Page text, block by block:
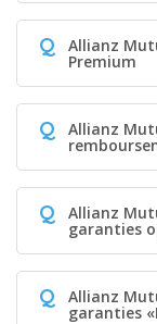
Q Allianz
Premium
Q Allianz
Q Allianz
garanties
Q Allianz
garanties